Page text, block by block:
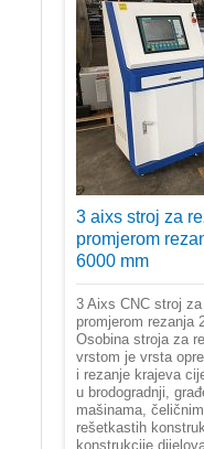
3 aixs stroj za
promjerom
6000 mm
3 Aixs CNC stroj
promjerom rezanja
Osobina stroja za
vrstom je vrsta
i rezanje krajeva
u brodogradnji,
mašinama,
rešetkastih
konstrukcije